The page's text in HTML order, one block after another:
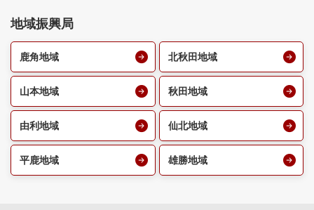
地域振興局
鹿角地域 北秋田地域
山本地域 秋田地域
由利地域 仙北地域
平鹿地域 雄勝地域